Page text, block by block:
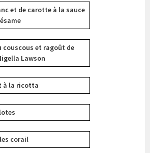
et de carotte à la sauce
couscous et ragoût de
Lawson
à la ricotta
corail